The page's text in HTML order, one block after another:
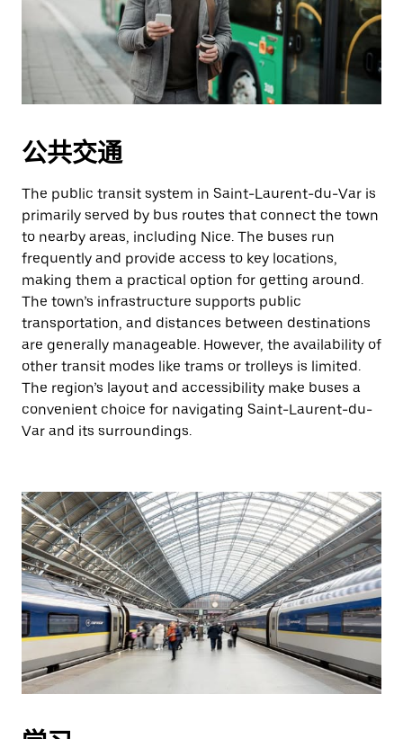
公共交通
The public transit system in Saint-Laurent-du-Var is
primarily served by bus routes that connect the town
to nearby areas, including Nice. The buses run
frequently and provide access to key locations,
making them a practical option for getting around.
The town’s infrastructure supports public
transportation, and distances between destinations
are generally manageable. However, the availability of
other transit modes like trams or trolleys is limited.
The region’s layout and accessibility make buses a
convenient choice for navigating Saint-Laurent-du-
Var and its surroundings.